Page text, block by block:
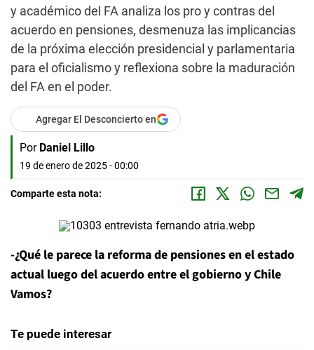
y académico del FA analiza los pro y contras del
acuerdo en pensiones, desmenuza las implicancias
de la próxima elección presidencial y parlamentaria
para el oficialismo y reflexiona sobre la maduración
del FA en el poder.
Agregar El Desconcierto en
Por Daniel Lillo
19 de enero de 2025 - 00:00
Comparte esta nota:
-¿Qué le parece la reforma de pensiones en el estado
actual luego del acuerdo entre el gobierno y Chile
Vamos?
Te puede interesar